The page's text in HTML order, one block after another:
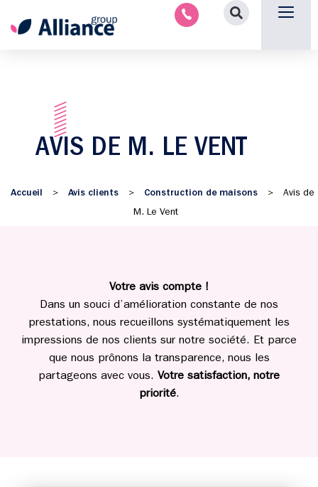
AVIS DE M. LE VENT
Accueil > Avis clients > Construction de maisons > Avis de
M. Le Vent
Votre avis compte !
Dans un souci d’amélioration constante de nos
prestations, nous recueillons systématiquement les
impressions de nos clients sur notre société. Et parce
que nous prônons la transparence, nous les
partageons avec vous. Votre satisfaction, notre
priorité.